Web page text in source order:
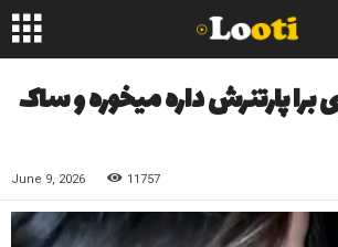
پارتنرش داره میخوره و ساک
June 9, 2026 11757